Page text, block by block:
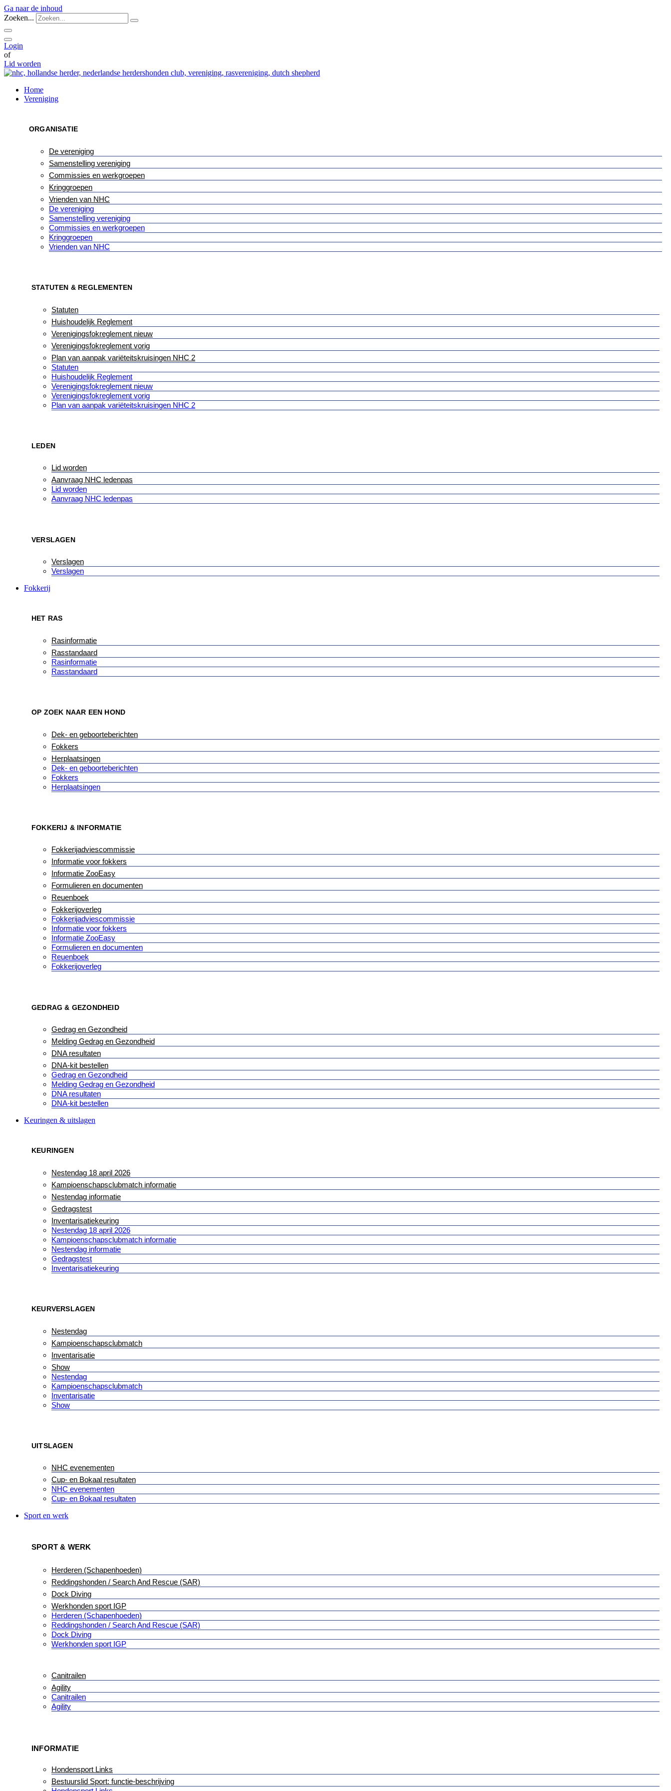
Ga naar de inhoud
Zoeken...
Login
of
Lid worden
Home
Vereniging
ORGANISATIE
De vereniging
Samenstelling vereniging
Commissies en werkgroepen
Kringgroepen
Vrienden van NHC
De vereniging
Samenstelling vereniging
Commissies en werkgroepen
Kringgroepen
Vrienden van NHC
STATUTEN & REGLEMENTEN
Statuten
Huishoudelijk Reglement
Verenigingsfokreglement nieuw
Verenigingsfokreglement vorig
Plan van aanpak variëteitskruisingen NHC 2
Statuten
Huishoudelijk Reglement
Verenigingsfokreglement nieuw
Verenigingsfokreglement vorig
Plan van aanpak variëteitskruisingen NHC 2
LEDEN
Lid worden
Aanvraag NHC ledenpas
Lid worden
Aanvraag NHC ledenpas
VERSLAGEN
Verslagen
Verslagen
Fokkerij
HET RAS
Rasinformatie
Rasstandaard
Rasinformatie
Rasstandaard
OP ZOEK NAAR EEN HOND
Dek- en geboorteberichten
Fokkers
Herplaatsingen
Dek- en geboorteberichten
Fokkers
Herplaatsingen
FOKKERIJ & INFORMATIE
Fokkerijadviescommissie
Informatie voor fokkers
Informatie ZooEasy
Formulieren en documenten
Reuenboek
Fokkerijoverleg
Fokkerijadviescommissie
Informatie voor fokkers
Informatie ZooEasy
Formulieren en documenten
Reuenboek
Fokkerijoverleg
GEDRAG & GEZONDHEID
Gedrag en Gezondheid
Melding Gedrag en Gezondheid
DNA resultaten
DNA-kit bestellen
Gedrag en Gezondheid
Melding Gedrag en Gezondheid
DNA resultaten
DNA-kit bestellen
Keuringen & uitslagen
KEURINGEN
Nestendag 18 april 2026
Kampioenschapsclubmatch informatie
Nestendag informatie
Gedragstest
Inventarisatiekeuring
Nestendag 18 april 2026
Kampioenschapsclubmatch informatie
Nestendag informatie
Gedragstest
Inventarisatiekeuring
KEURVERSLAGEN
Nestendag
Kampioenschapsclubmatch
Inventarisatie
Show
Nestendag
Kampioenschapsclubmatch
Inventarisatie
Show
UITSLAGEN
NHC evenementen
Cup- en Bokaal resultaten
NHC evenementen
Cup- en Bokaal resultaten
Sport en werk
SPORT & WERK
Herderen (Schapenhoeden)
Reddingshonden / Search And Rescue (SAR)
Dock Diving
Werkhonden sport IGP
Herderen (Schapenhoeden)
Reddingshonden / Search And Rescue (SAR)
Dock Diving
Werkhonden sport IGP
Canitrailen
Agility
Canitrailen
Agility
INFORMATIE
Hondensport Links
Bestuurslid Sport: functie-beschrijving